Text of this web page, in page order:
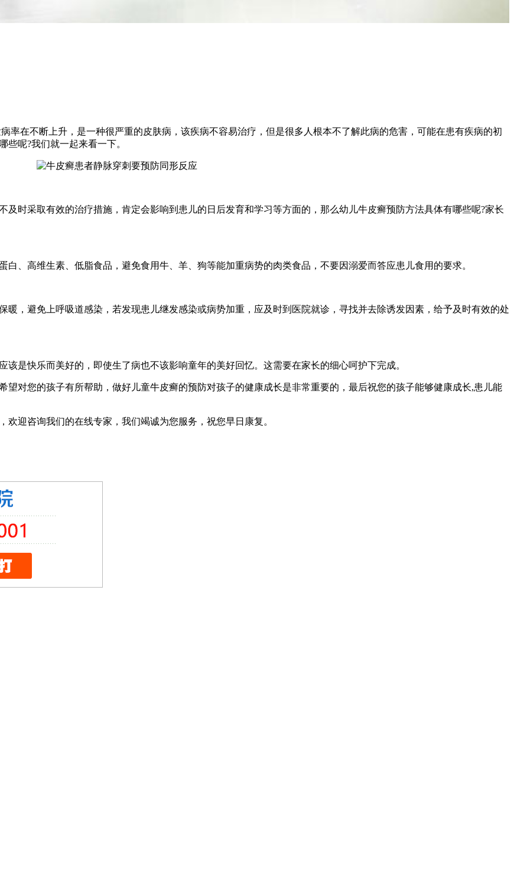
在不断上升，是一种很严重的皮肤病，该疾病不容易治疗，但是很多人根本不了解此病的危害，可能在患有疾病的初
呢?我们就一起来看一下。
采取有效的治疗措施，肯定会影响到患儿的日后发育和学习等方面的，那么幼儿牛皮癣预防方法具体有哪些呢?家长
高维生素、低脂食品，避免食用牛、羊、狗等能加重病势的肉类食品，不要因溺爱而答应患儿食用的要求。
，避免上呼吸道感染，若发现患儿继发感染或病势加重，应及时到医院就诊，寻找并去除诱发因素，给予及时有效的处
快乐而美好的，即使生了病也不该影响童年的美好回忆。这需要在家长的细心呵护下完成。
对您的孩子有所帮助，做好儿童牛皮癣的预防对孩子的健康成长是非常重要的，最后祝您的孩子能够健康成长,患儿能
欢迎咨询我们的在线专家，我们竭诚为您服务，祝您早日康复。